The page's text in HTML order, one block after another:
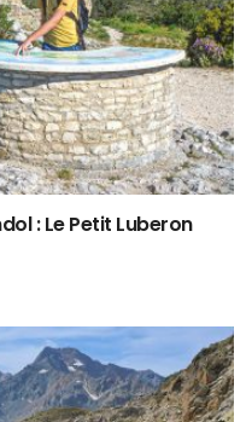
: Le Petit Luberon